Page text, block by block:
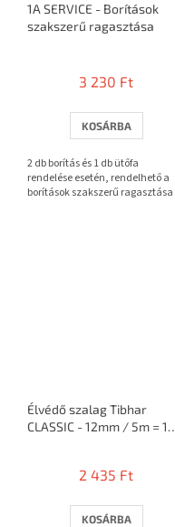
1A SERVICE - Borítások
szakszerű ragasztása
átlagos
5-
ből
csillag.
3 230 Ft
KOSÁRBA
2 db borítás és 1 db ütőfa
rendelése esetén, rendelhető a
borítások szakszerű ragasztása
Élvédő szalag Tibhar
CLASSIC - 12mm / 5m = 10
2 435 Ft
KOSÁRBA